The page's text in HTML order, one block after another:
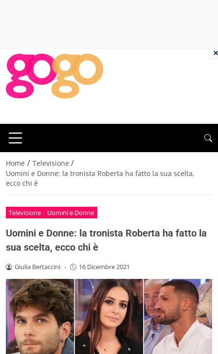
Home / Televisione /
Uomini e Donne: la tronista Roberta ha fatto la sua scelta,
ecco chi è
Televisione Uomini e Donne
Uomini e Donne: la tronista Roberta ha fatto la
sua scelta, ecco chi è
Giulia Bertaccini - 16 Dicembre 2021
×